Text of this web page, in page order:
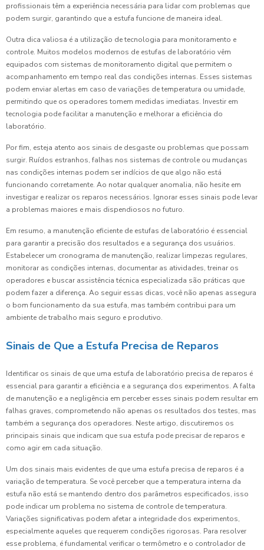
profissionais têm a experiência necessária para lidar com problemas que
podem surgir, garantindo que a estufa funcione de maneira ideal.
Outra dica valiosa é a utilização de tecnologia para monitoramento e
controle. Muitos modelos modernos de estufas de laboratório vêm
equipados com sistemas de monitoramento digital que permitem o
acompanhamento em tempo real das condições internas. Esses sistemas
podem enviar alertas em caso de variações de temperatura ou umidade,
permitindo que os operadores tomem medidas imediatas. Investir em
tecnologia pode facilitar a manutenção e melhorar a eficiência do
laboratório.
Por fim, esteja atento aos sinais de desgaste ou problemas que possam
surgir. Ruídos estranhos, falhas nos sistemas de controle ou mudanças
nas condições internas podem ser indícios de que algo não está
funcionando corretamente. Ao notar qualquer anomalia, não hesite em
investigar e realizar os reparos necessários. Ignorar esses sinais pode levar
a problemas maiores e mais dispendiosos no futuro.
Em resumo, a manutenção eficiente de estufas de laboratório é essencial
para garantir a precisão dos resultados e a segurança dos usuários.
Estabelecer um cronograma de manutenção, realizar limpezas regulares,
monitorar as condições internas, documentar as atividades, treinar os
operadores e buscar assistência técnica especializada são práticas que
podem fazer a diferença. Ao seguir essas dicas, você não apenas assegura
o bom funcionamento da sua estufa, mas também contribui para um
ambiente de trabalho mais seguro e produtivo.
Sinais de Que a Estufa Precisa de Reparos
Identificar os sinais de que uma estufa de laboratório precisa de reparos é
essencial para garantir a eficiência e a segurança dos experimentos. A falta
de manutenção e a negligência em perceber esses sinais podem resultar em
falhas graves, comprometendo não apenas os resultados dos testes, mas
também a segurança dos operadores. Neste artigo, discutiremos os
principais sinais que indicam que sua estufa pode precisar de reparos e
como agir em cada situação.
Um dos sinais mais evidentes de que uma estufa precisa de reparos é a
variação de temperatura. Se você perceber que a temperatura interna da
estufa não está se mantendo dentro dos parâmetros especificados, isso
pode indicar um problema no sistema de controle de temperatura.
Variações significativas podem afetar a integridade dos experimentos,
especialmente aqueles que requerem condições rigorosas. Para resolver
esse problema, é fundamental verificar o termômetro e o controlador de